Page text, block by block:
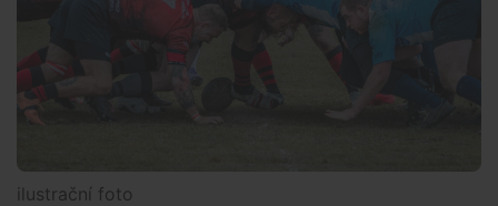
ilustrační foto